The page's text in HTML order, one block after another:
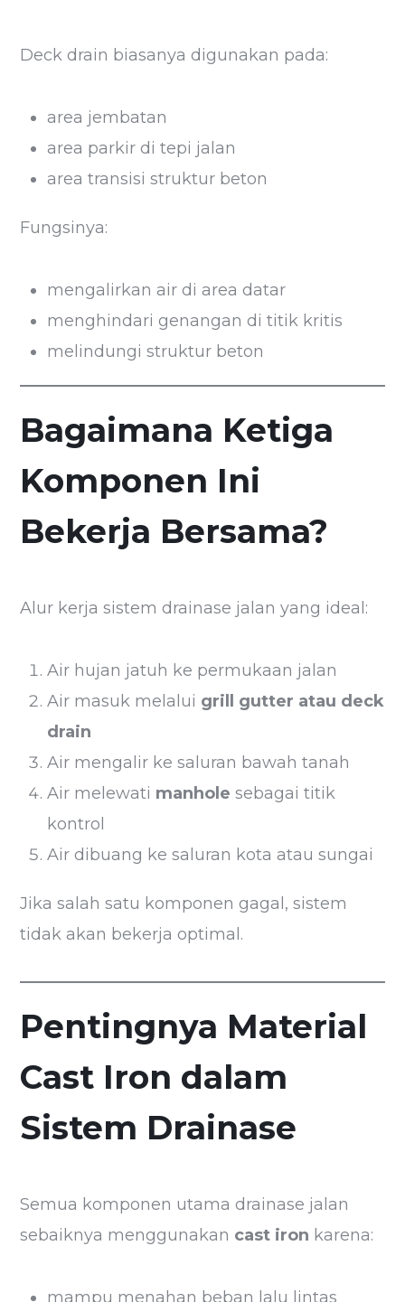
Deck drain biasanya digunakan pada:
area jembatan
area parkir di tepi jalan
area transisi struktur beton
Fungsinya:
mengalirkan air di area datar
menghindari genangan di titik kritis
melindungi struktur beton
Bagaimana Ketiga
Komponen Ini
Bekerja Bersama?
Alur kerja sistem drainase jalan yang ideal:
Air hujan jatuh ke permukaan jalan
Air masuk melalui grill gutter atau deck
drain
Air mengalir ke saluran bawah tanah
Air melewati manhole sebagai titik
kontrol
Air dibuang ke saluran kota atau sungai
Jika salah satu komponen gagal, sistem
tidak akan bekerja optimal.
Pentingnya Material
Cast Iron dalam
Sistem Drainase
Semua komponen utama drainase jalan
sebaiknya menggunakan cast iron karena:
mampu menahan beban lalu lintas